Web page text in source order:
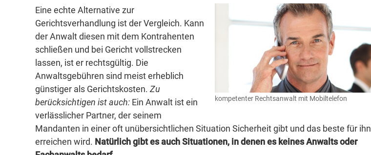
kompetenter Rechtsanwalt mit Mobiltelefon
Eine echte Alternative zur
Gerichtsverhandlung ist der Vergleich. Kann
der Anwalt diesen mit dem Kontrahenten
schließen und bei Gericht vollstrecken
lassen, ist er rechtsgültig. Die
Anwaltsgebühren sind meist erheblich
günstiger als Gerichtskosten. Zu
berücksichtigen ist auch: Ein Anwalt ist ein
verlässlicher Partner, der seinem
Mandanten in einer oft unübersichtlichen Situation Sicherheit gibt und das beste für ihn
erreichen wird. Natürlich gibt es auch Situationen, in denen es keines Anwalts oder